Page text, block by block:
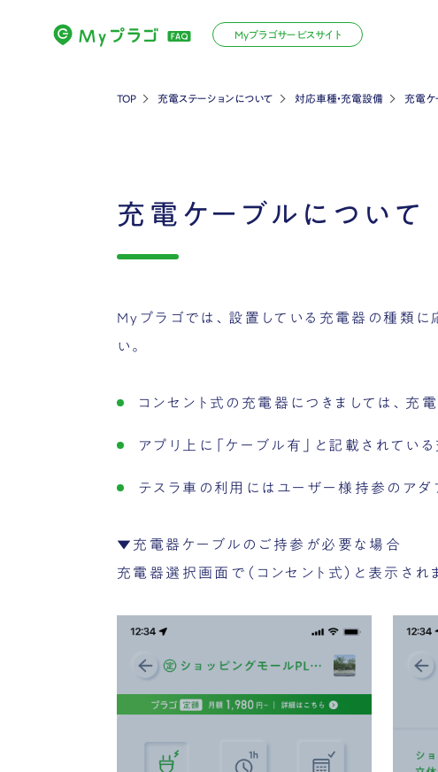
Myプラゴサービスサイト
TOP 充電ステーションについて 対応車種・充電設備 充電ケ
充電ケーブルについて
Myプラゴでは、設置している充電器の種類に
い。
コンセント式の充電器につきましては、充
アプリ上に「ケーブル有」と記載されてい
テスラ車の利用にはユーザー様持参のアダ
▼充電器ケーブルのご持参が必要な場合
充電器選択画面で（コンセント式）と表示され